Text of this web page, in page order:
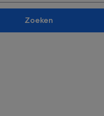
Een tuin met een
Zoeken